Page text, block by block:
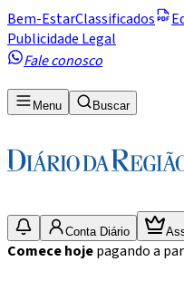
Bem-EstarClassificados
Publicidade Legal
Fale conosco
Menu Buscar
Conta Diário
Comece hojepagando a